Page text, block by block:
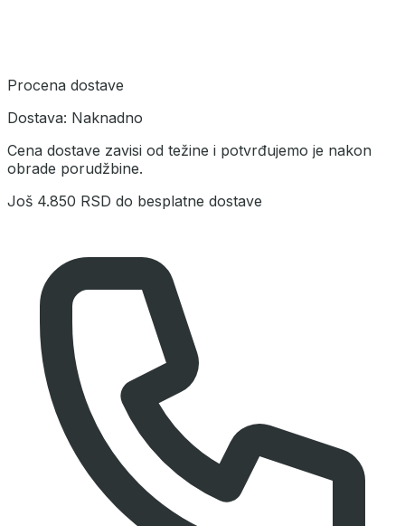
Procena dostave
Dostava: Naknadno
Cena dostave zavisi od težine i potvrđujemo je nakon
obrade porudžbine.
Još 4.850 RSD do besplatne dostave